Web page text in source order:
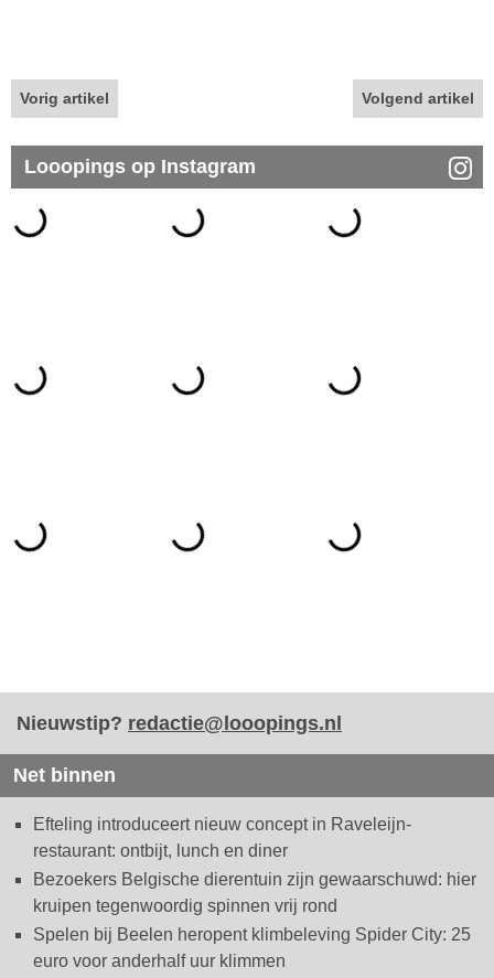
Vorig artikel Volgend artikel
Looopings op Instagram
Nieuwstip? redactie@looopings.nl
Net binnen
Efteling introduceert nieuw concept in Raveleijn-
restaurant: ontbijt, lunch en diner
Bezoekers Belgische dierentuin zijn gewaarschuwd: hier
kruipen tegenwoordig spinnen vrij rond
Spelen bij Beelen heropent klimbeleving Spider City: 25
euro voor anderhalf uur klimmen